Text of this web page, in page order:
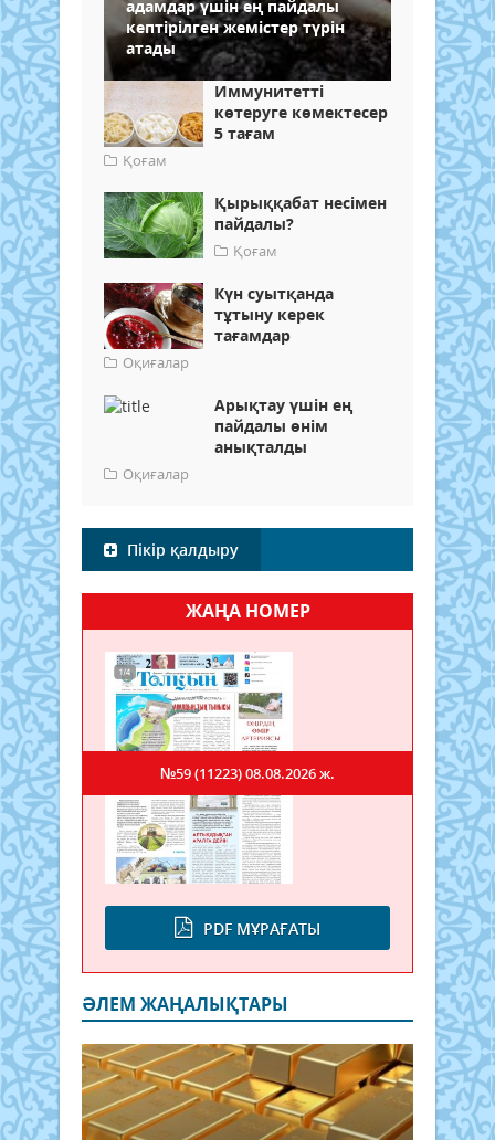
адамдар үшін ең пайдалы
кептірілген жемістер түрін
атады
Иммунитетті
көтеруге көмектесер
5 тағам
Қоғам
Қырыққабат несімен
пайдалы?
Қоғам
Күн суытқанда
тұтыну керек
тағамдар
Оқиғалар
Арықтау үшін ең
пайдалы өнім
анықталды
Оқиғалар
Пікір қалдыру
ЖАҢА НОМЕР
PDF МҰРАҒАТЫ
№59 (11223)08.08.2026 ж.
ӘЛЕМ ЖАҢАЛЫҚТАРЫ